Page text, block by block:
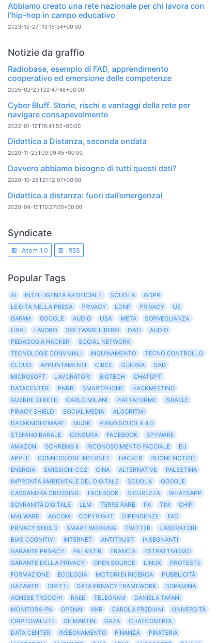
Abbiamo creato una rete nazionale per chi lavora con
l’hip-hop in campo educativo
2023-12-27T13:15:34+00:00
Notizie da graffio
Radiobase, esempio di FAD, apprendimento
cooperativo ed emersione delle competenze
2025-02-23T22:47:48+00:00
Cyber Bluff. Storie, rischi e vantaggi della rete per
navigare consapevolmente
2022-01-12T16:41:55+00:00
Didattica a Distanza, seconda ondata
2020-11-23T09:09:45+00:00
Davvero abbiamo bisogno di tutti questi dati?
2020-10-25T21:12:07+00:00
Didattica a distanza: fuori dall’emergenza!
2020-04-15T10:27:00+00:00
Syndicate
Atom 1.0 RSS
Popular Tags
AI INTELLIGENZA ARTIFICIALE SCUOLA
GDPR
LE DITA NELLA PRESA
PRIVACY LDNP PRIVACY
UE
GAFAM
GOOGLE AUDIO USA META
SORVEGLIANZA
LIBRI
LAVORO SOFTWARE LIBERO DATI
AUDIO
PEDAGOGIA HACKER
SOCIAL NETWORK
TECNOLOGIE CONVIVIALI
INQUINAMENTO
TECNO CONTROLLO
CLOUD
APPUNTAMENTI CIRCE GUERRA
DAD
MICROSOFT
LAVORATORI BIGTECH
CHATGPT
DATACENTER
PNRR SMARTPHONE
HACKMEETING
GUERRE DI RETE
CARLO MILANI PIATTAFORME
ISRAELE
PIRACY SHIELD
SOCIAL MEDIA
ALGORITMI
DATAKNIGHTMARE
MUSK
PIANO SCUOLA 4.0
STEFANO BARALE
CENSURA FACEBOOK
SPYWARE
AMAZON
SCHREMS II RICONOSCIMENTO FACCIALE
EU
APPLE
CONNESSIONE INTERNET HACKER
BUONE NOTIZIE
ENERGIA
EMISSIONI CO2 CINA ALTERNATIVE
PALESTINA
IMPRONTA AMBIENTALE DEL DIGITALE
SCUOLA
GOOGLE
CASSANDRA CROSSING
FACEBOOK SICUREZZA
WHATSAPP
SOVRANITÀ DIGITALE
LLM TERRE RARE PA TIM
CHIP
MALWARE
AGCOM COPYRIGHT DIPENDENZE
FAD
PRIVACY SHIELD
SMART WORKING TWITTER
LABORATORI
BIAS COGNITIVI
INTERNET ANTITRUST
INSEGNANTI
GARANTE PRIVACY
PALANTIR FRANCIA
ESTRATTIVISMO
GARANTE DELLA PRIVACY
OPEN SOURCE LINUX
PROTESTE
FORMAZIONE
ECOLOGIA MOTORI DI RICERCA
PUBBLICITÀ
GAZAWEB
DIRITTI DATA PRIVACY FRAMEWORK
DOPAMINA
AGNESE TROCCHI
RAEE TELEGRAM
DANIELA TAFANI
MONITORA-PA
OPENAI KKR CAROLA FREDIANI
UNIVERSITÀ
CRIPTOVALUTE
DE MARTIN GAZA
CHATCONTROL
DATA CENTER
INSEGNAMENTO FINANZA
PIRATERIA